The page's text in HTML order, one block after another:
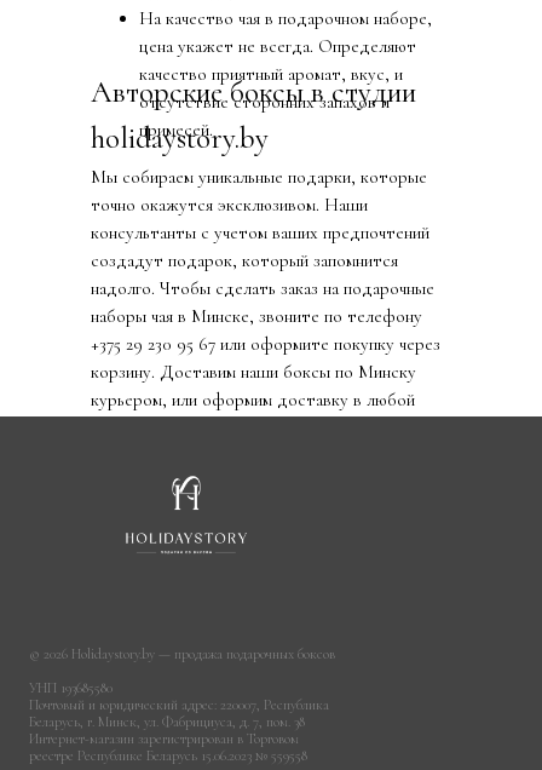
На качество чая в подарочном наборе,
цена укажет не всегда. Определяют
качество приятный аромат, вкус, и
отсутствие сторонних запахов и
примесей.
Мы собираем уникальные подарки, которые
точно окажутся эксклюзивом. Наши
консультанты с учетом ваших предпочтений
создадут подарок, который запомнится
надолго. Чтобы сделать заказ на подарочные
наборы чая в Минске, звоните по телефону
+375 29 230 95 67 или оформите покупку через
корзину. Доставим наши боксы по Минску
курьером, или оформим доставку в любой
Авторские боксы в студии
holidaystory.by
© 2026 Holidaystory.by — продажа подарочных боксов
УНП 193685580
Почтовый и юридический адрес: 220007, Республика
Беларусь, г. Минск, ул. Фабрициуса, д. 7, пом. 38
Интернет-магазин зарегистрирован в Торговом
реестре Республике Беларусь 15.06.2023 № 559558